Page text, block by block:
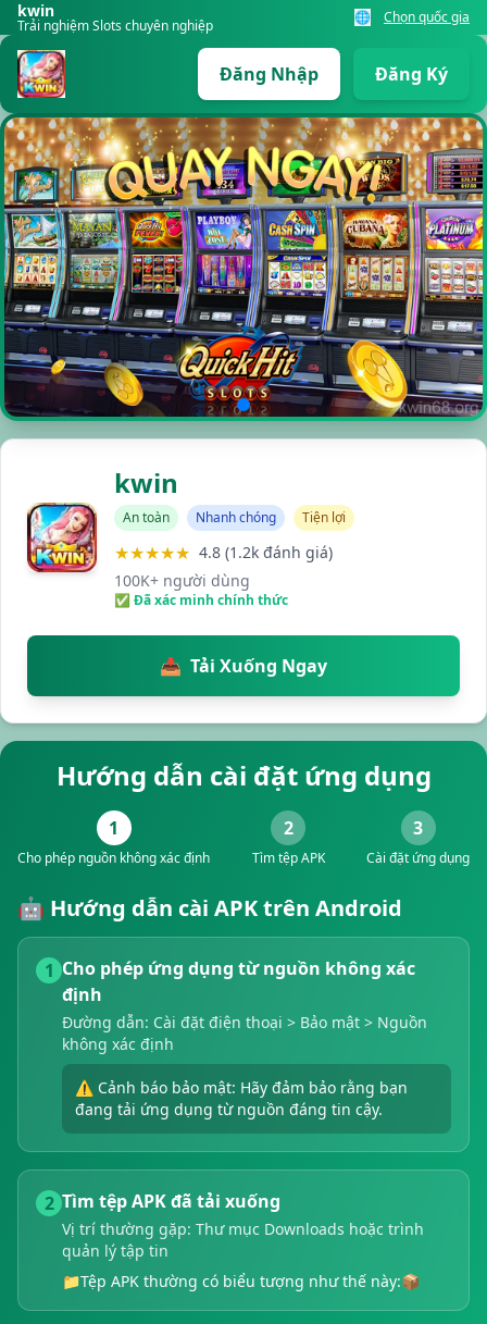
kwin
Trải nghiệm Slots chuyên nghiệp 🌐 Chọn quốc gia
Đăng Nhập Đăng Ký
kwin
An toàn Nhanh chóng Tiện lợi
★★★★★ 4.8 (1.2k đánh giá)
100K+ người dùng
✅ Đã xác minh chính thức
📥 Tải Xuống Ngay
Hướng dẫn cài đặt ứng dụng
1
Cho phép nguồn không xác định
2
Tìm tệp APK
3
Cài đặt ứng dụng
🤖 Hướng dẫn cài APK trên Android
1 Cho phép ứng dụng từ nguồn không xác
định
Đường dẫn: Cài đặt điện thoại > Bảo mật > Nguồn
không xác định
⚠️ Cảnh báo bảo mật: Hãy đảm bảo rằng bạn
đang tải ứng dụng từ nguồn đáng tin cậy.
2 Tìm tệp APK đã tải xuống
Vị trí thường gặp: Thư mục Downloads hoặc trình
quản lý tập tin
📁Tệp APK thường có biểu tượng như thế này:📦